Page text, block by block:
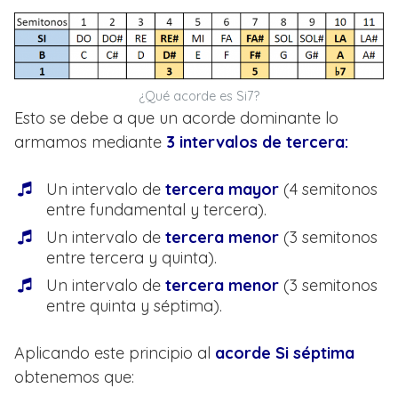
¿Qué acorde es Si7?
Esto se debe a que un acorde dominante lo
armamos mediante 3 intervalos de tercera:
Un intervalo de tercera mayor (4 semitonos
entre fundamental y tercera).
Un intervalo de tercera menor (3 semitonos
entre tercera y quinta).
Un intervalo de tercera menor (3 semitonos
entre quinta y séptima).
Aplicando este principio al acorde Si séptima
obtenemos que: